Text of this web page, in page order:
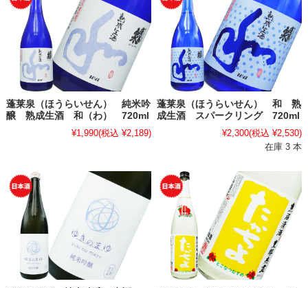
蓬莱泉（ほうらいせん） 純米吟
醸 熟成生酒 和（わ） 720ml
¥1,990(税込 ¥2,189)
蓬莱泉（ほうらいせん） 和 熟
成生酒 スパークリング 720ml
¥2,300(税込 ¥2,530)
在庫 3 本